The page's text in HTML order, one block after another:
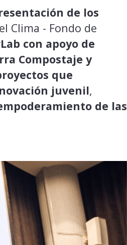
de los
Clima - Fondo de
con apoyo de
Compostaje y
que
juvenil,
de las